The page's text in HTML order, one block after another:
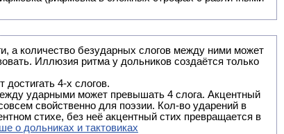
Иллюзия ритма у дольников создаётся только
4-х слогов.
ударными может превышать 4 слога. Акцентный
свойственно для поэзии. Кол-во ударений в
о дольниках и тактовиках